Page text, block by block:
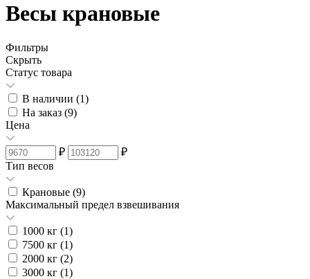
Весы крановые
Фильтры
Скрыть
Статус товара
В наличии (1)
На заказ (9)
Цена
₽
₽
Тип весов
Крановые (9)
Максимальный предел взвешивания
1000 кг (1)
7500 кг (1)
2000 кг (2)
3000 кг (1)